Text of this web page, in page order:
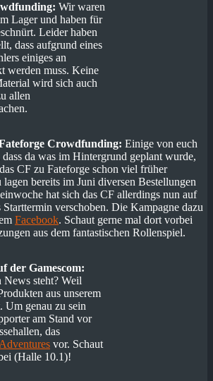
Wir waren
Lager und haben für
Leider haben
dass aufgrund eines
einiges an
werden muss. Keine
wird sich auch
allen
Crowdfunding: Einige von euch
dass da was im Hintergrund geplant wurde,
CF zu Fateforge schon viel früher
bereits im Juni diversen Bestellungen
hat sich das CF allerdings nun auf
Starttermin verschoben. Die Kampagne dazu
Facebook. Schaut gerne mal dort vorbei
aus dem fantastischen Rollenspiel.
der Gamescom:
News steht? Weil
aus unserem
Um genau zu sein
am Stand vor
das
vor. Schaut
(Halle 10.1)!